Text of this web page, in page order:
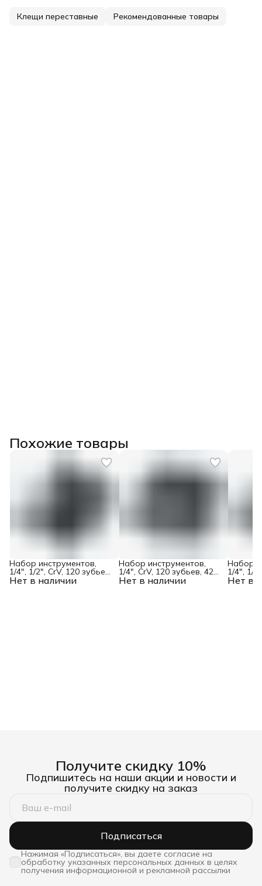
Клещи переставные Рекомендованные товары
Похожие товары
Нет в наличии
Набор инструментов,
1/4", 1/2", CrV, 120 зубьев,
82 предмета Gross Нет в наличии
Набор инструментов,
1/4", CrV, 120 зубьев, 42
предмета Gross Нет в
Набор
1/4", 1/
76
Получите скидку 10%
Подпишитесь на наши акции и новости и
получите скидку на заказ
Подписаться
Нажимая «Подписаться», вы даете согласие на
обработку указанных персональных данных в целях
получения информационной и рекламной рассылки